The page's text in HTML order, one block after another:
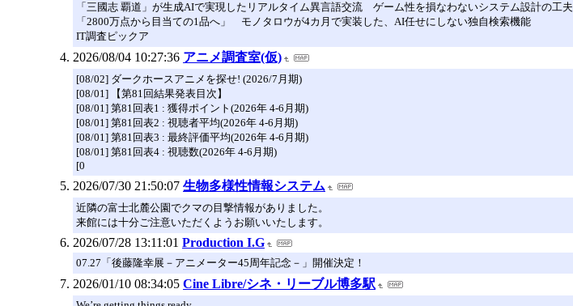
「三國志 覇道」が生成AIで実現したリアルタイム異言語交流 ゲーム性を損なわないシステム設計の工夫
「2800万点から目当ての1品へ」 モノタロウが4カ月で実装した、AI任せにしない独自検索機能
IT調査ピックア
2026/08/04 10:27:36 アニメ調査室(仮)
[08/02] ダークホースアニメを探せ! (2026/7月期)
[08/01] 【第81回結果発表目次】
[08/01] 第81回表1 : 獲得ポイント(2026年 4-6月期)
[08/01] 第81回表2 : 視聴者平均(2026年 4-6月期)
[08/01] 第81回表3 : 最終評価平均(2026年 4-6月期)
[08/01] 第81回表4 : 視聴数(2026年 4-6月期)
[0
2026/07/30 21:50:07 生物多様性情報システム
近隣の富士北麓公園でクマの目撃情報がありました。
来館には十分ご注意いただくようお願いいたします。
2026/07/28 13:11:01 Production I.G
07.27「後藤隆幸展－アニメーター45周年記念－」開催決定！
2026/01/10 08:34:05 Cine Libre/シネ・リーブル博多駅